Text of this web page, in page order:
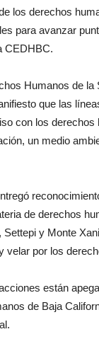
los derechos
para avanzar
CEDHBC.
Humanos de
que las
con los
un medio
de derechos
y Monte
por los
están
de Baja